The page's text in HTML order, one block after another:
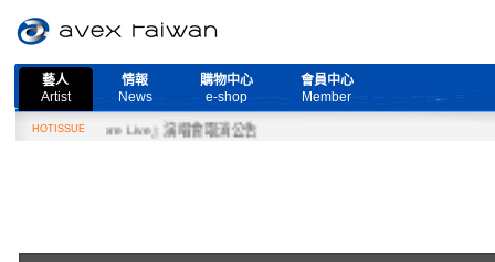
藝人
Artist
情報
News
購物中心
e-shop
會員中心
Member
HOTISSUE
More Live』演唱會取消公告